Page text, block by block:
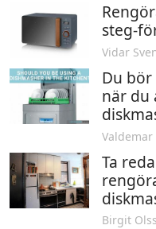
steg-
Vidar
Du
när du
Ta
Birgit